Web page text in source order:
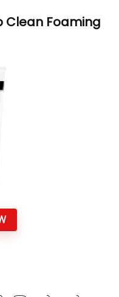
Clean Foaming